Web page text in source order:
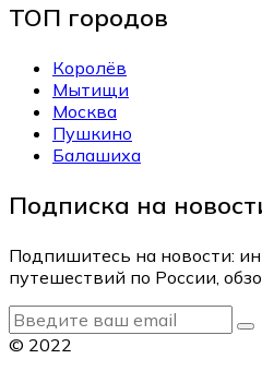
ТОП городов
Королёв
Мытищи
Москва
Пушкино
Балашиха
Подписка на
Подпишитесь на новости:
путешествий по России,
© 2022